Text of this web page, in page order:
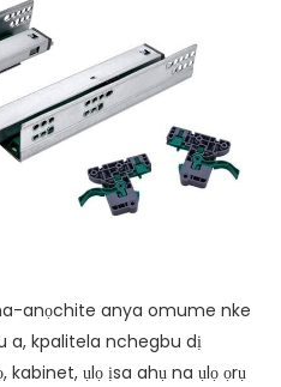
anọchite anya omume nke
a, kpalitela nchegbu dị
kabinet, ụlọ ịsa ahụ na ụlọ ọrụ